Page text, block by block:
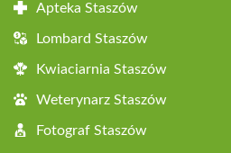
Apteka Staszów
Lombard Staszów
Kwiaciarnia Staszów
Weterynarz Staszów
Fotograf Staszów